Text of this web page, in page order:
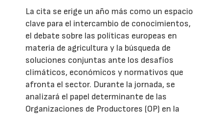
La cita se erige un año más como un espacio
clave para el intercambio de conocimientos,
el debate sobre las políticas europeas en
materia de agricultura y la búsqueda de
soluciones conjuntas ante los desafíos
climáticos, económicos y normativos que
afronta el sector. Durante la jornada, se
analizará el papel determinante de las
Organizaciones de Productores (OP) en la